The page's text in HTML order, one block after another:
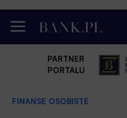
PARTNER
PORTALU
FINANSE OSOBISTE